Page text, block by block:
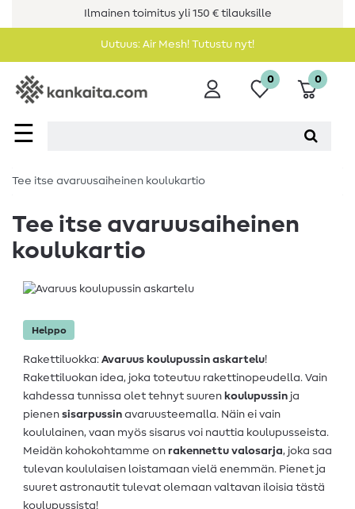
Ilmainen toimitus yli 150 € tilauksille
Uutuus: Air Mesh! Tutustu nyt!
☰
0 0
Tee itse avaruusaiheinen koulukartio
Tee itse avaruusaiheinen
koulukartio
Helppo
Rakettiluokka: Avaruus koulupussin askartelu!
Rakettiluokan idea, joka toteutuu rakettinopeudella. Vain
kahdessa tunnissa olet tehnyt suuren koulupussin ja
pienen sisarpussin avaruusteemalla. Näin ei vain
koululainen, vaan myös sisarus voi nauttia koulupusseista.
Meidän kohokohtamme on rakennettu valosarja, joka saa
tulevan koululaisen loistamaan vielä enemmän. Pienet ja
suuret astronautit tulevat olemaan valtavan iloisia tästä
koulupussista!